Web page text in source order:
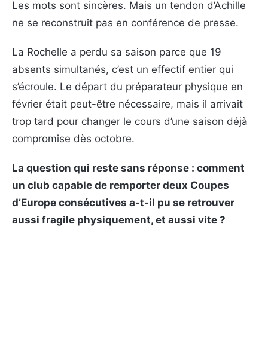
Les mots sont sincères. Mais un tendon d’Achille
ne se reconstruit pas en conférence de presse.
La Rochelle a perdu sa saison parce que 19
absents simultanés, c’est un effectif entier qui
s’écroule. Le départ du préparateur physique en
février était peut-être nécessaire, mais il arrivait
trop tard pour changer le cours d’une saison déjà
compromise dès octobre.
La question qui reste sans réponse : comment
un club capable de remporter deux Coupes
d’Europe consécutives a-t-il pu se retrouver
aussi fragile physiquement, et aussi vite ?